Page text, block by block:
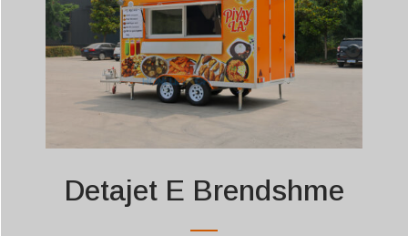
Detajet E Brendshme